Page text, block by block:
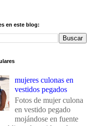
en este blog:
mujeres culonas en
vestidos pegados
Fotos de mujer culona
en vestido pegado
mojándose en fuente